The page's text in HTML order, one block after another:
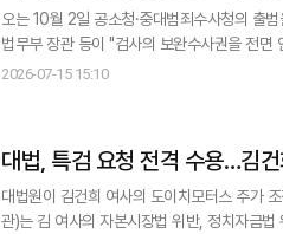
오는 10월 2일 공소청·중대범죄수사청의 출
법무부 장관 등이 "검사의 보완수사권을 전면 인정해야 한다"고 주장했다.
무부 장관·검찰총장은 15일 입장문을 내고 "
2026-07-15 15:10
대법, 특검 요청 전격 수용…김
대법원이 김건희 여사의 도이치모터스 주가 조작 등 사건
관)는 김 여사의 자본시장법 위반, 정치자금